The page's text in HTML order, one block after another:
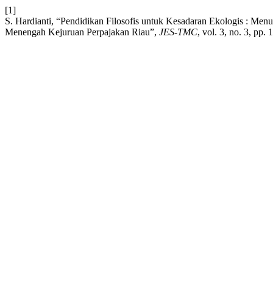
[1]
S. Hardianti, “Pendidikan Filosofis untuk Kesadaran Ekologis :
Menengah Kejuruan Perpajakan Riau”, JES-TMC, vol. 3, no. 3, pp.